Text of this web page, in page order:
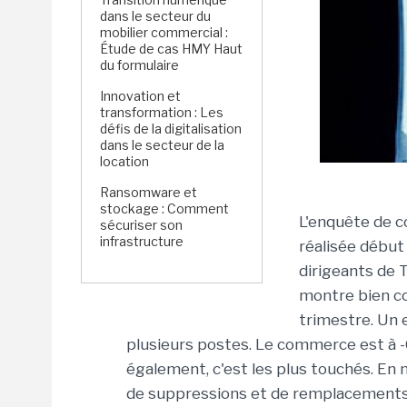
dans le secteur du
mobilier commercial :
Étude de cas HMY Haut
du formulaire
Innovation et
transformation : Les
défis de la digitalisation
dans le secteur de la
location
Ransomware et
stockage : Comment
sécuriser son
infrastructure
L'enquête de
réalisée
dirigeants de
montre bien
trimestre. Un
plusieurs postes. Le commerce est à
également, c'est les plus touchés.
de suppressions et de